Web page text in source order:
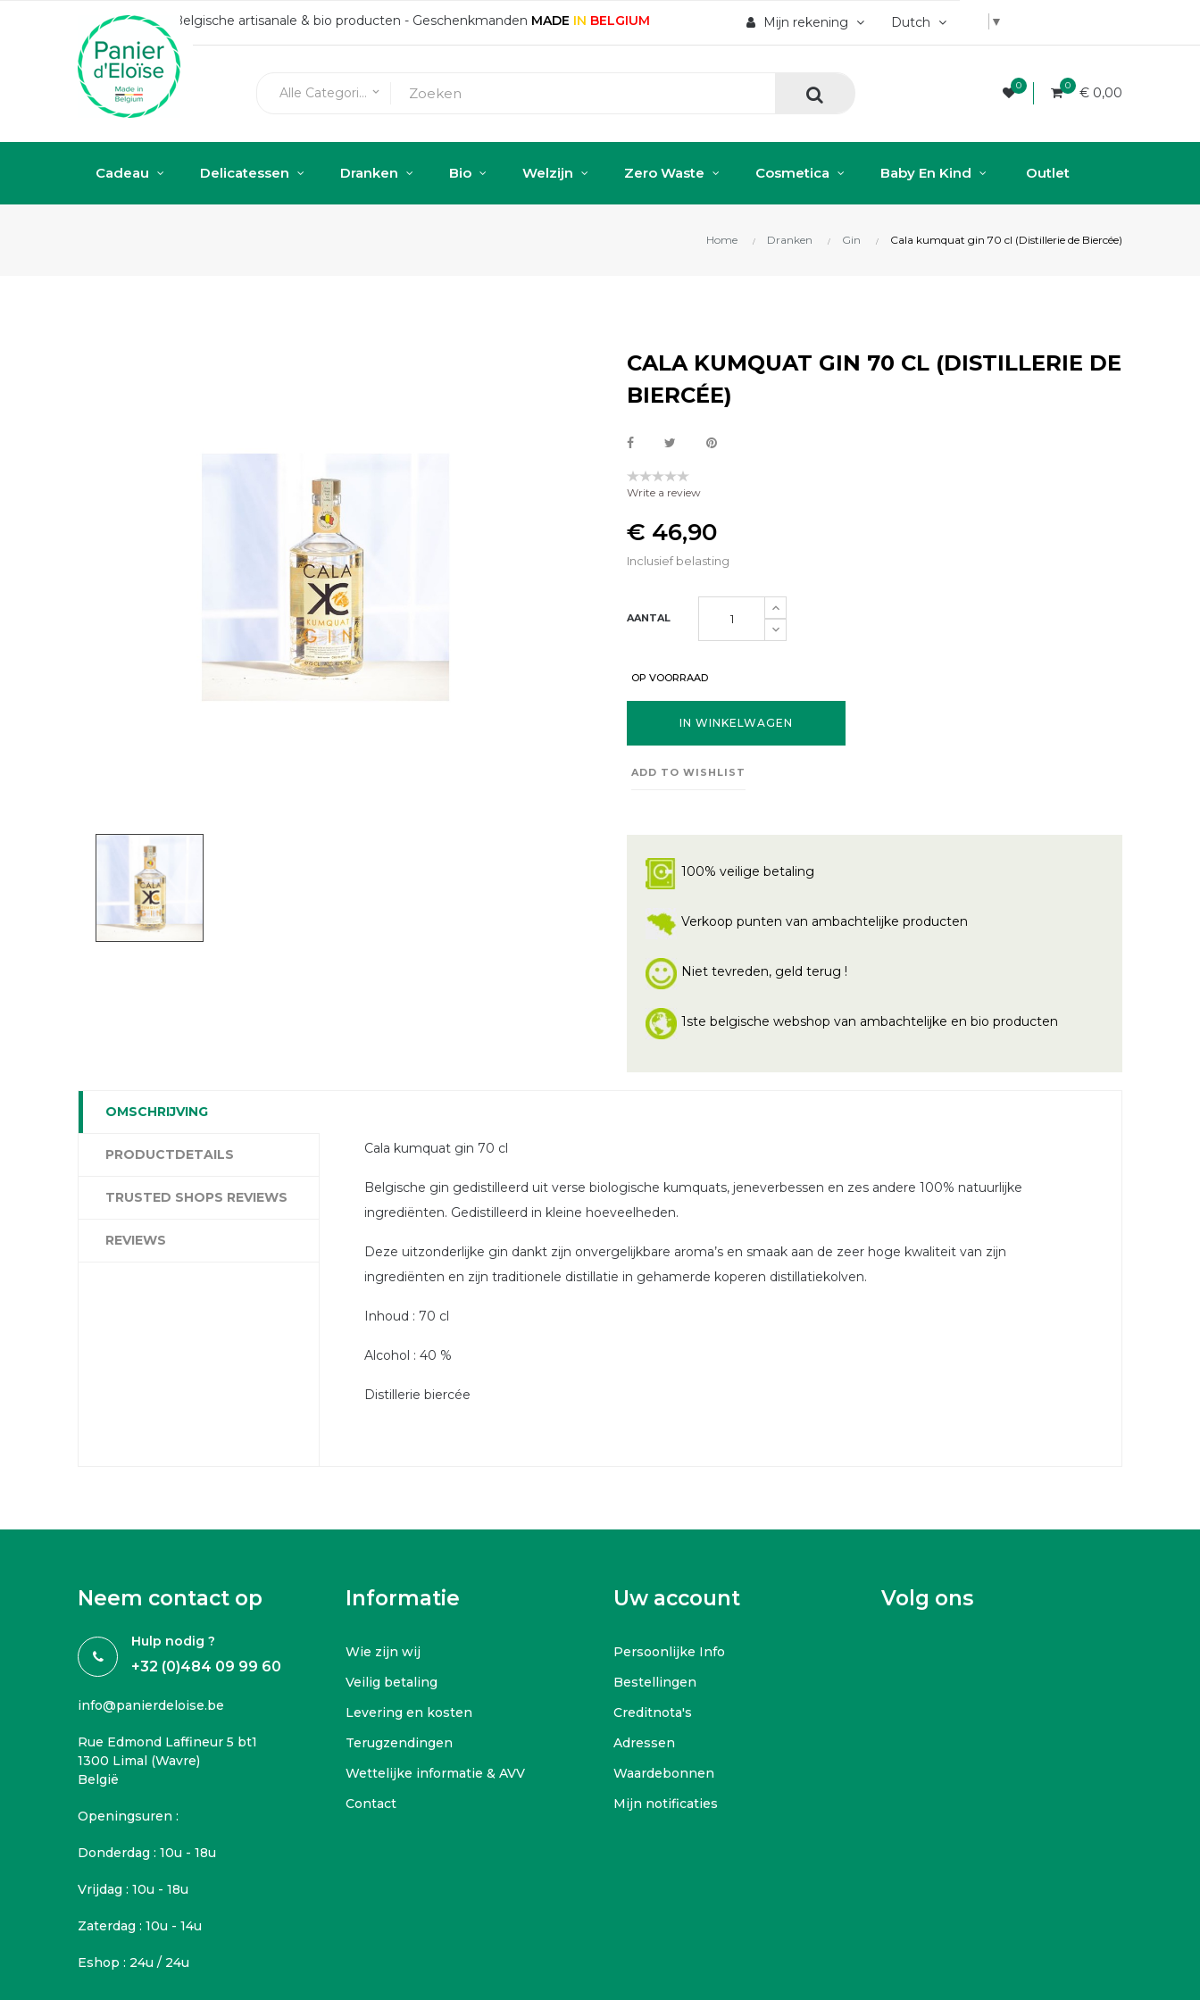
Belgische artisanale & bio producten - Geschenkmanden MADE IN BELGIUM Dutch
Mijn rekening ▼
Alle Categorieën keyboard_arrow_down
0 0 € 0,00
Cadeau Delicatessen Dranken Bio Welzijn Zero Waste Cosmetica Baby En Kind Outlet
Home Dranken Gin Cala kumquat gin 70 cl (Distillerie de Biercée)
CALA KUMQUAT GIN 70 CL (DISTILLERIE DE
BIERCÉE)
Write a review
€ 46,90
Inclusief belasting
AANTAL
OP VOORRAAD
IN WINKELWAGEN
ADD TO WISHLIST
100% veilige betaling
Verkoop punten van ambachtelijke producten
Niet tevreden, geld terug !
1ste belgische webshop van ambachtelijke en bio producten
OMSCHRIJVING
PRODUCTDETAILS
TRUSTED SHOPS REVIEWS
REVIEWS
Cala kumquat gin 70 cl
Belgische gin gedistilleerd uit verse biologische kumquats, jeneverbessen en zes andere 100% natuurlijke
ingrediënten. Gedistilleerd in kleine hoeveelheden.
Deze uitzonderlijke gin dankt zijn onvergelijkbare aroma’s en smaak aan de zeer hoge kwaliteit van zijn
ingrediënten en zijn traditionele distillatie in gehamerde koperen distillatiekolven.
Inhoud : 70 cl
Alcohol : 40 %
Distillerie biercée
Neem contact op
Hulp nodig ?
+32 (0)484 09 99 60
info@panierdeloise.be
Rue Edmond Laffineur 5 bt1
1300 Limal (Wavre)
België
Openingsuren :
Donderdag : 10u - 18u
Vrijdag : 10u - 18u
Zaterdag : 10u - 14u
Eshop : 24u / 24u
Informatie
Wie zijn wij
Veilig betaling
Levering en kosten
Terugzendingen
Wettelijke informatie & AVV
Contact
Uw account
Persoonlijke Info
Bestellingen
Creditnota's
Adressen
Waardebonnen
Mijn notificaties
Volg ons